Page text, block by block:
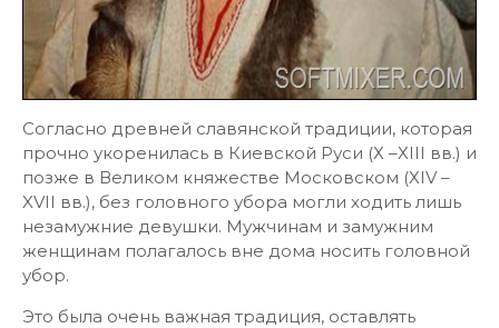
Согласно древней славянской традиции, которая
прочно укоренилась в Киевской Руси (Х –ХІІІ вв.) и
позже в Великом княжестве Московском (ХІV –
XVII вв.), без головного убора могли ходить лишь
незамужние девушки. Мужчинам и замужним
женщинам полагалось вне дома носить головной
убор.
Это была очень важная традиция, оставлять